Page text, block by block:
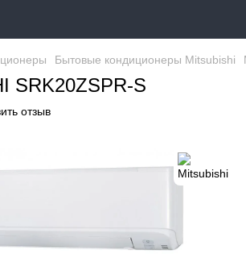
Бытовые кондиционеры Mitsubishi
SRK20ZSPR-S
отзыв